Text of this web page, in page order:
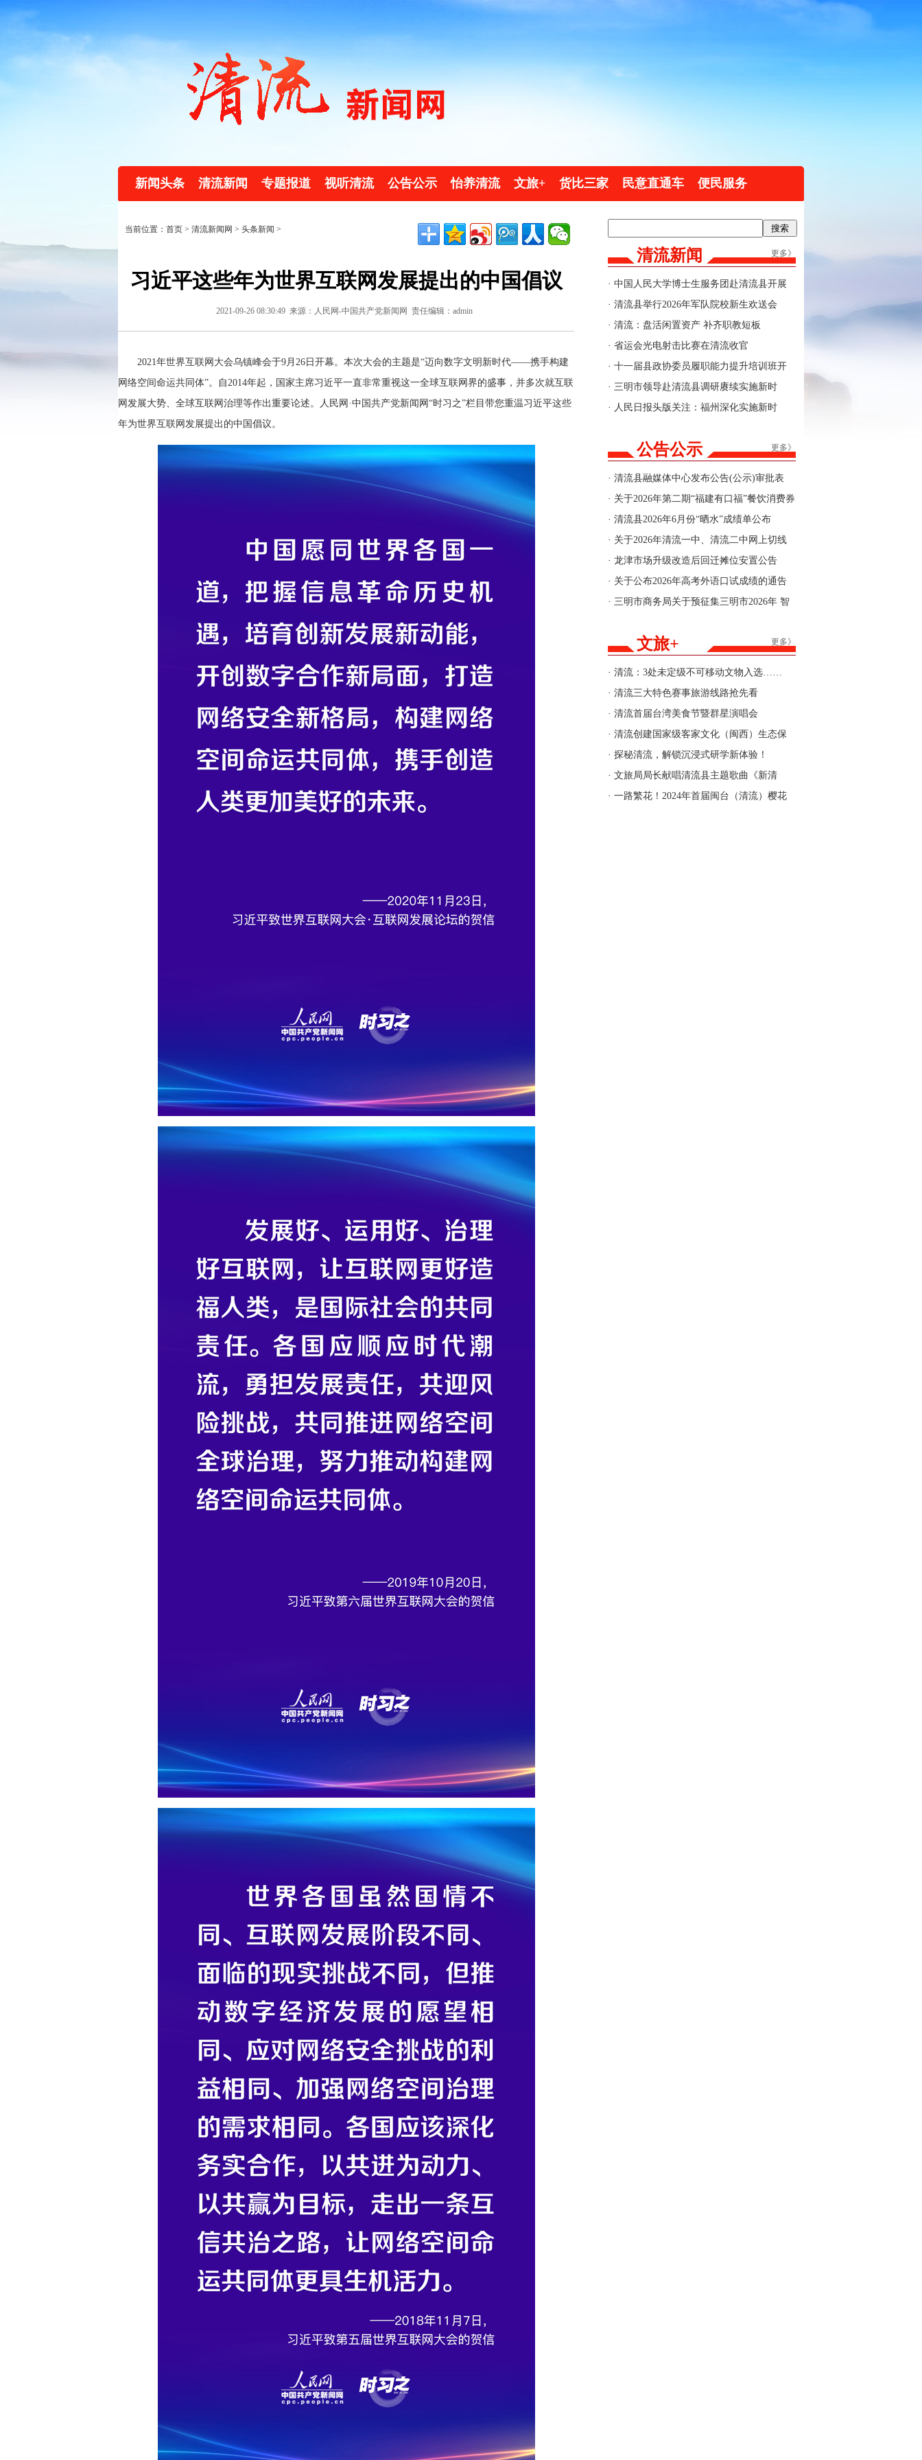
新闻头条 清流新闻 专题报道 视听清流 公告公示 怡养清流 文旅+ 货比三家 民意直通车 便民服务
更多》
清流新闻
· 中国人民大学博士生服务团赴清流县开展
实践调研
· 清流县举行2026年军队院校新生欢送会
· 清流：盘活闲置资产 补齐职教短板
· 省运会光电射击比赛在清流收官
· 十一届县政协委员履职能力提升培训班开
班
· 三明市领导赴清流县调研赓续实施新时
代“堡垒工程”及群众身边不正之风和腐败问
· 人民日报头版关注：福州深化实施新时
更多》
公告公示
· 清流县融媒体中心发布公告(公示)审批表
· 关于2026年第二期“福建有口福”餐饮消费券
商户报名的公告
· 清流县2026年6月份“晒水”成绩单公布
· 关于2026年清流一中、清流二中网上切线
招生结果的公告
· 龙津市场升级改造后回迁摊位安置公告
· 关于公布2026年高考外语口试成绩的通告
· 三明市商务局关于预征集三明市2026年 智
更多》
文旅+
· 清流：3处未定级不可移动文物入选……
· 清流三大特色赛事旅游线路抢先看
· 清流首届台湾美食节暨群星演唱会
· 清流创建国家级客家文化（闽西）生态保
护区“官宣”
· 探秘清流，解锁沉浸式研学新体验！
· 文旅局局长献唱清流县主题歌曲《新清
流》！
· 一路繁花！2024年首届闽台（清流）樱花
当前位置：首页 > 清流新闻网 > 头条新闻 >
习近平这些年为世界互联网发展提出的中国倡议
2021-09-26 08:30:49 来源：人民网-中国共产党新闻网 责任编辑：admin
2021年世界互联网大会乌镇峰会于9月26日开幕。本次大会的主题是“迈向数字文明新时代——携手构建
网络空间命运共同体”。自2014年起，国家主席习近平一直非常重视这一全球互联网界的盛事，并多次就互联
网发展大势、全球互联网治理等作出重要论述。人民网·中国共产党新闻网“时习之”栏目带您重温习近平这些
年为世界互联网发展提出的中国倡议。